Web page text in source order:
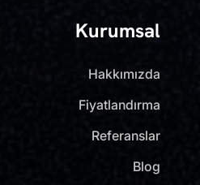
Kurumsal
Hakkımızda
Fiyatlandırma
Referanslar
Blog